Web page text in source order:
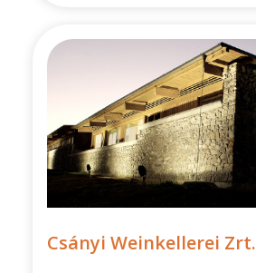
Csányi Weinkellerei Zrt.